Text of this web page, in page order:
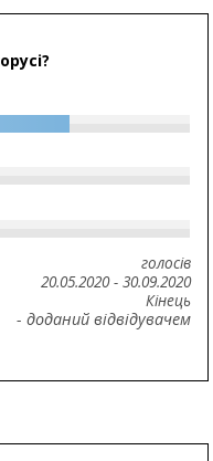
голосів
20.05.2020- 30.09.2020
Кінець
- доданий відвідувачем